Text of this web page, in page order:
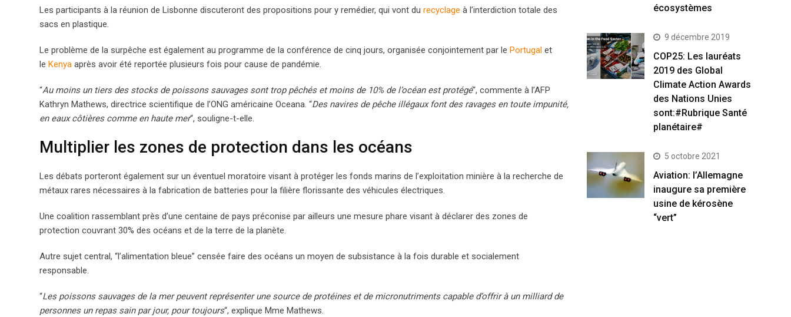
Les participants à la réunion de Lisbonne discuteront des propositions pour y remédier, qui vont du recyclage à l’interdiction totale des
sacs en plastique.
Le problème de la surpêche est également au programme de la conférence de cinq jours, organisée conjointement par le Portugal et
le Kenya après avoir été reportée plusieurs fois pour cause de pandémie.
“Au moins un tiers des stocks de poissons sauvages sont trop pêchés et moins de 10% de l’océan est protégé“, commente à l’AFP
Kathryn Mathews, directrice scientifique de l’ONG américaine Oceana. “Des navires de pêche illégaux font des ravages en toute impunité,
en eaux côtières comme en haute mer“, souligne-t-elle.
Multiplier les zones de protection dans les océans
Les débats porteront également sur un éventuel moratoire visant à protéger les fonds marins de l’exploitation minière à la recherche de
métaux rares nécessaires à la fabrication de batteries pour la filière florissante des véhicules électriques.
Une coalition rassemblant près d’une centaine de pays préconise par ailleurs une mesure phare visant à déclarer des zones de
protection couvrant 30% des océans et de la terre de la planète.
Autre sujet central, “l’alimentation bleue” censée faire des océans un moyen de subsistance à la fois durable et socialement
responsable.
“Les poissons sauvages de la mer peuvent représenter une source de protéines et de micronutriments capable d’offrir à un milliard de
personnes un repas sain par jour, pour toujours“, explique Mme Mathews.
écosystèmes
9 décembre 2019
COP25: Les lauréats
2019 des Global
Climate Action Awards
des Nations Unies
sont:#Rubrique Santé
planétaire#
5 octobre 2021
Aviation: l’Allemagne
inaugure sa première
usine de kérosène
“vert”